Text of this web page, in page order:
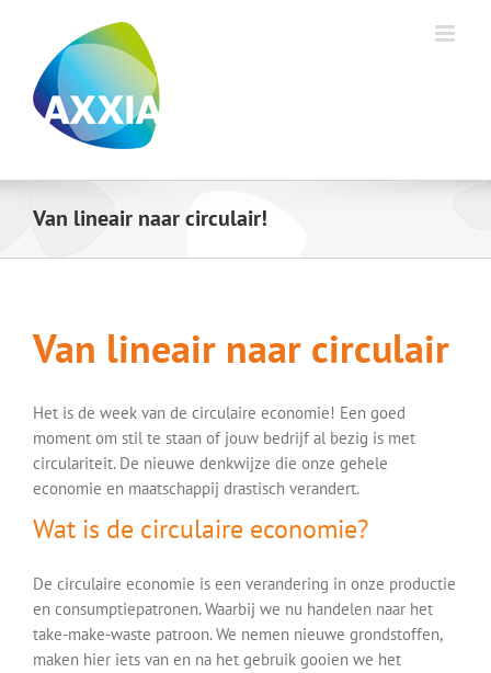
inhoud
Van lineair naar circulair!
Van lineair naar circulair
Het is de week van de circulaire economie! Een goed
moment om stil te staan of jouw bedrijf al bezig is met
circulariteit. De nieuwe denkwijze die onze gehele
economie en maatschappij drastisch verandert.
Wat is de circulaire economie?
De circulaire economie is een verandering in onze productie
en consumptiepatronen. Waarbij we nu handelen naar het
take-make-waste patroon. We nemen nieuwe grondstoffen,
maken hier iets van en na het gebruik gooien we het